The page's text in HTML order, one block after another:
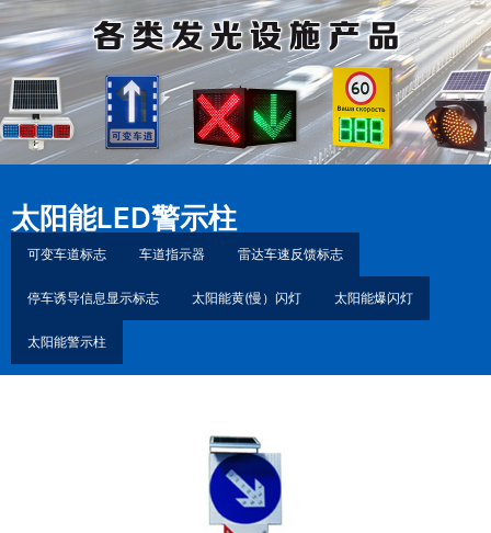
太阳能LED警示柱
可变车道标志 车道指示器 雷达车速反馈标志
停车诱导信息显示标志 太阳能黄(慢）闪灯 太阳能爆闪灯
太阳能警示柱